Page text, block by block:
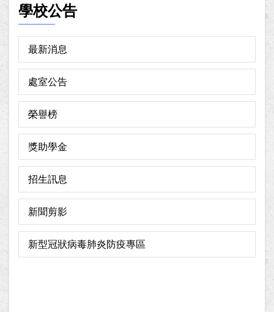
學校公告
最新消息
處室公告
榮譽榜
獎助學金
招生訊息
新聞剪影
新型冠狀病毒肺炎防疫專區